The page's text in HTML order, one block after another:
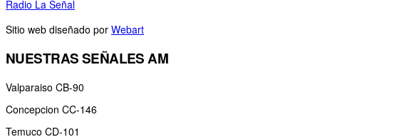
Radio La Señal
Sitio web diseñado por Webart
NUESTRAS SEÑALES AM
Valparaiso CB-90
Concepcion CC-146
Temuco CD-101